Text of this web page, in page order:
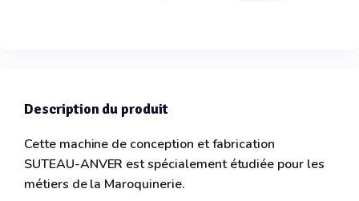
Description du produit
Cette machine de conception et fabrication
SUTEAU-ANVER est spécialement étudiée pour les
métiers de la Maroquinerie.